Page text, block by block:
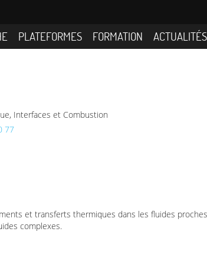
PLATEFORMES FORMATION ACTUALITÉS
Interfaces et Combustion
77
et transferts thermiques dans les fluides
complexes.